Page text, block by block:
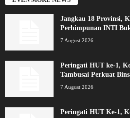
Jangkau 18 Provinsi,
Perhimpunan INTI
7 August 2026
Peringati HUT ke-1,
Tambusai Perkuat
7 August 2026
Peringati HUT Ke-1,